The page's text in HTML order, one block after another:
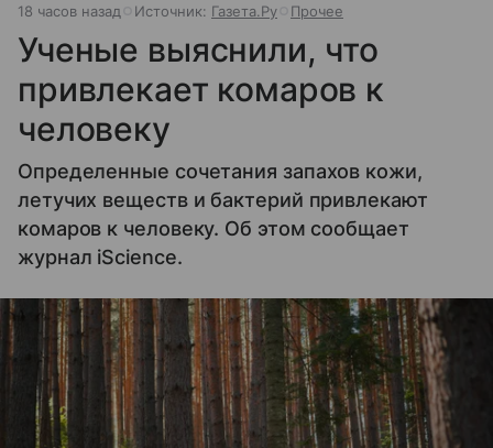
18 часов назад Источник: Газета.Ру Прочее
Ученые выяснили, что
привлекает комаров к
человеку
Определенные сочетания запахов кожи,
летучих веществ и бактерий привлекают
комаров к человеку. Об этом сообщает
журнал iScience.